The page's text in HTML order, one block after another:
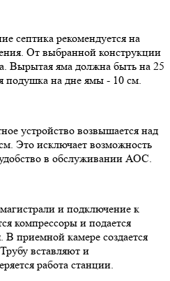
септика рекомендуется на
От выбранной конструкции
Вырытая яма должна быть на 25
подушка на дне ямы - 10 см.
устройство возвышается над
Это исключает возможность
в обслуживании АОС.
и подключение к
компрессоры и подается
В приемной камере создается
вставляют и
работа станции.